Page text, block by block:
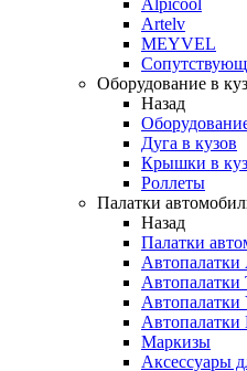
Alpicool
Artelv
MEYVEL
Оборудование в
Назад
Дуга в кузов
Крышки в
Роллеты
Палатки
Назад
Палатки
Автопалатки
Автопалатки
Маркизы
Аксессуары